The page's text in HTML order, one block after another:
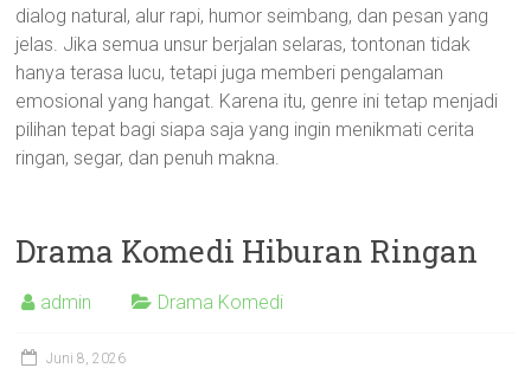
dialog natural, alur rapi, humor seimbang, dan pesan yang
jelas. Jika semua unsur berjalan selaras, tontonan tidak
hanya terasa lucu, tetapi juga memberi pengalaman
emosional yang hangat. Karena itu, genre ini tetap menjadi
pilihan tepat bagi siapa saja yang ingin menikmati cerita
ringan, segar, dan penuh makna.
Drama Komedi Hiburan Ringan
admin Drama Komedi
Juni 8, 2026